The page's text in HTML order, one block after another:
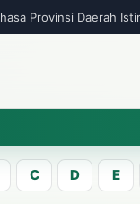
Provinsi Daerah
C D E